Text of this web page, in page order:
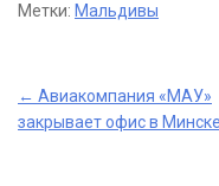
Метки: Мальдивы
Post
← Авиакомпания «МАУ»
закрывает офис в Минске